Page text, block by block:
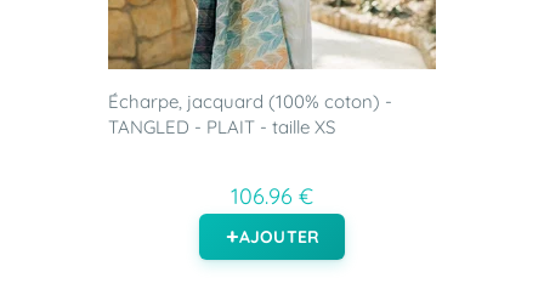
Écharpe, jacquard (100% coton) -
TANGLED - PLAIT - taille XS
106.96 €
AJOUTER